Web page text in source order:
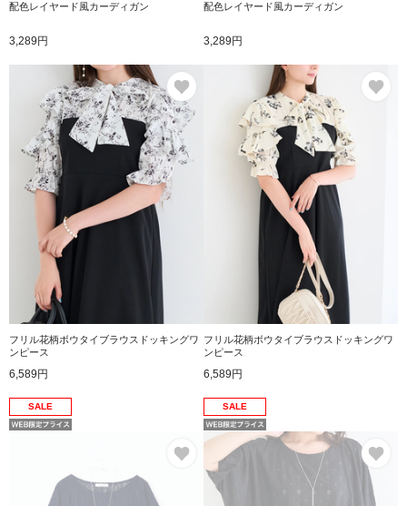
配色レイヤード風カーディガン
3,289円
配色レイヤード風カーディガン
3,289円
フリル花柄ボウタイブラウスドッキングワ
ンピース
6,589円
フリル花柄ボウタイブラウスドッキングワ
ンピース
6,589円
SALE
お気に入り
SALE